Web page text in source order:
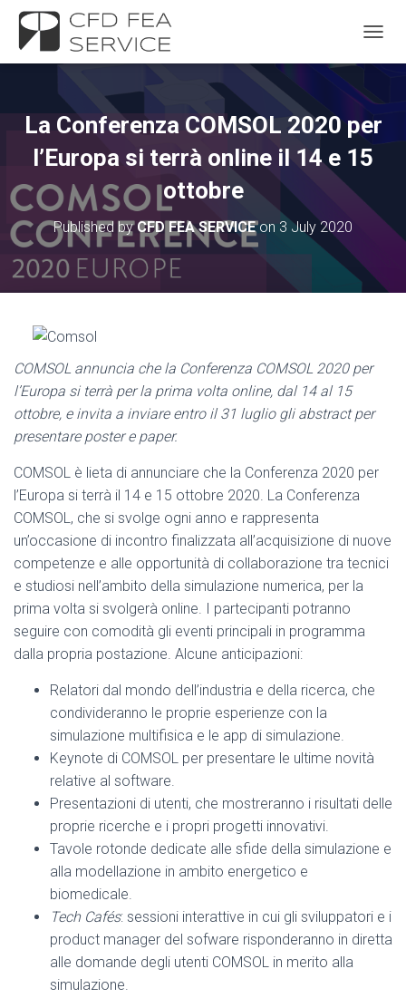
La Conferenza COMSOL 2020 per
l’Europa si terrà online il 14 e 15
ottobre
Published byCFD FEA SERVICEon 3 July 2020
COMSOL annuncia che la Conferenza COMSOL 2020 per
l’Europa si terrà per la prima volta online, dal 14 al 15
ottobre, e invita a inviare entro il 31 luglio gli abstract per
presentare poster e paper.
COMSOL è lieta di annunciare che la Conferenza 2020 per
l’Europa si terrà il 14 e 15 ottobre 2020. La Conferenza
COMSOL, che si svolge ogni anno e rappresenta
un’occasione di incontro finalizzata all’acquisizione di nuove
competenze e alle opportunità di collaborazione tra tecnici
e studiosi nell’ambito della simulazione numerica, per la
prima volta si svolgerà online. I partecipanti potranno
seguire con comodità gli eventi principali in programma
dalla propria postazione. Alcune anticipazioni:
Relatori dal mondo dell’industria e della ricerca, che
condivideranno le proprie esperienze con la
simulazione multifisica e le app di simulazione.
Keynote di COMSOL per presentare le ultime novità
relative al software.
Presentazioni di utenti, che mostreranno i risultati delle
proprie ricerche e i propri progetti innovativi.
Tavole rotonde dedicate alle sfide della simulazione e
alla modellazione in ambito energetico e
biomedicale.
Tech Cafés: sessioni interattive in cui gli sviluppatori e i
product manager del sofware risponderanno in diretta
alle domande degli utenti COMSOL in merito alla
simulazione.